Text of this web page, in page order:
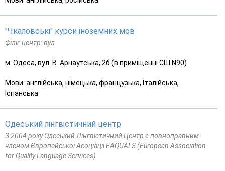
"Чкаловські" курси іноземних мов
Філії: центр: вул
м. Одеса, вул. В. Арнаутська, 2б (в приміщенні СШ N90)
Мови: англійська, німецька, французька, Італійська,
Іспанська
Одеський лінгвістичний центр
З 2004 року Одеський Лінгвістичний Центр є повноправним
членом Європейської Асоціації EAQUALS (European Association
for Quality Language Services)